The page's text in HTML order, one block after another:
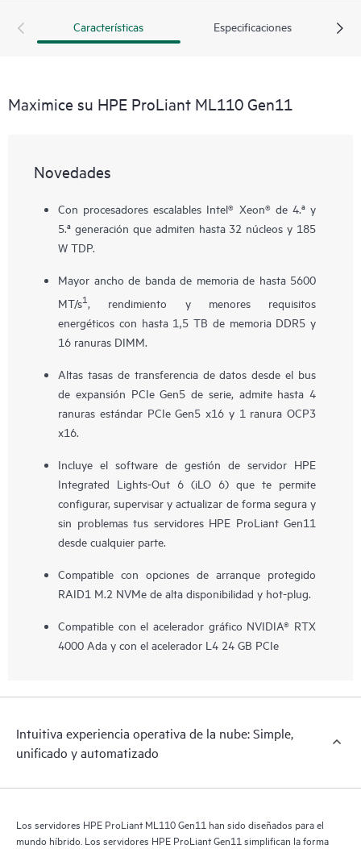
Características Especificaciones
Maximice su HPE ProLiant ML110 Gen11
Novedades
Con procesadores escalables Intel® Xeon® de 4.ª y
5.ª generación que admiten hasta 32 núcleos y 185
W TDP.
Mayor ancho de banda de memoria de hasta 5600
MT/s1, rendimiento y menores requisitos
energéticos con hasta 1,5 TB de memoria DDR5 y
16 ranuras DIMM.
Altas tasas de transferencia de datos desde el bus
de expansión PCIe Gen5 de serie, admite hasta 4
ranuras estándar PCIe Gen5 x16 y 1 ranura OCP3
x16.
Incluye el software de gestión de servidor HPE
Integrated Lights-Out 6 (iLO 6) que te permite
configurar, supervisar y actualizar de forma segura y
sin problemas tus servidores HPE ProLiant Gen11
desde cualquier parte.
Compatible con opciones de arranque protegido
RAID1 M.2 NVMe de alta disponibilidad y hot-plug.
Compatible con el acelerador gráfico NVIDIA® RTX
4000 Ada y con el acelerador L4 24 GB PCIe
Intuitiva experiencia operativa de la nube: Simple,
unificado y automatizado
Los servidores HPE ProLiant ML110 Gen11 han sido diseñados para el
mundo híbrido. Los servidores HPE ProLiant Gen11 simplifican la forma